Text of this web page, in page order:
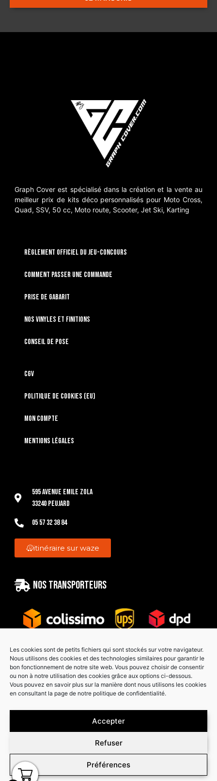
Les cookies sont de petits fichiers qui sont stockés sur votre navigateur.
Nous utilisons des cookies et des technologies similaires pour garantir le
bon fonctionnement de notre site web. Vous pouvez choisir de consentir
ou non à notre utilisation des cookies grâce aux options ci-dessous.
Vous pouvez en savoir plus sur la manière dont nous utilisons les cookies
en consultant la page de notre politique de confidentialité.
Accepter
Refuser
Préférences
Graph Cover est spécialisé dans la création et la vente au
meilleur prix de kits déco personnalisés pour Moto Cross,
Quad, SSV, 50 cc, Moto route, Scooter, Jet Ski, Karting
RÈGLEMENT OFFICIEL DU JEU-CONCOURS
Comment passer une commande
Prise de gabarit
Nos vinyles et finitions
Conseil de pose
CGV
Politique de cookies (EU)
Mon compte
Mentions légales
595 Avenue Emile Zola
33240 Peujard
05 57 32 38 84
itinéraire sur waze
Nos transporteurs
Paiement sécurisé